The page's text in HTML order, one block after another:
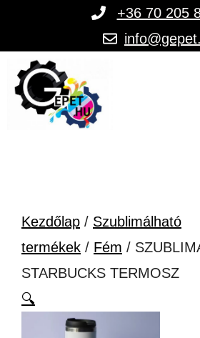
tartalomba
+36 70 205
Kezdőlap / Szublimálható
termékek / Fém /
STARBUCKS TERMOSZ
🔍